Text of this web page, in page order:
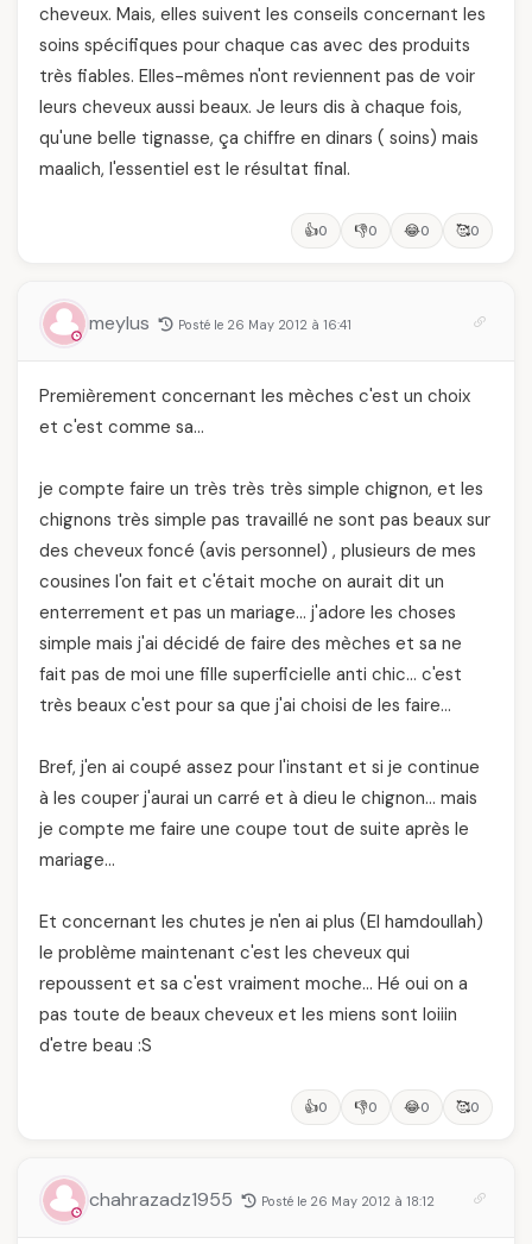
cheveux. Mais, elles suivent les conseils concernant les
soins spécifiques pour chaque cas avec des produits
très fiables. Elles-mêmes n'ont reviennent pas de voir
leurs cheveux aussi beaux. Je leurs dis à chaque fois,
qu'une belle tignasse, ça chiffre en dinars ( soins) mais
maalich, l'essentiel est le résultat final.
👍0 👎0 😂0 🥰0
meylus Posté le 26 May 2012 à 16:41
Premièrement concernant les mèches c'est un choix
et c'est comme sa…
je compte faire un très très très simple chignon, et les
chignons très simple pas travaillé ne sont pas beaux sur
des cheveux foncé (avis personnel) , plusieurs de mes
cousines l'on fait et c'était moche on aurait dit un
enterrement et pas un mariage… j'adore les choses
simple mais j'ai décidé de faire des mèches et sa ne
fait pas de moi une fille superficielle anti chic… c'est
très beaux c'est pour sa que j'ai choisi de les faire…
Bref, j'en ai coupé assez pour l'instant et si je continue
à les couper j'aurai un carré et à dieu le chignon… mais
je compte me faire une coupe tout de suite après le
mariage…
Et concernant les chutes je n'en ai plus (El hamdoullah)
le problème maintenant c'est les cheveux qui
repoussent et sa c'est vraiment moche… Hé oui on a
pas toute de beaux cheveux et les miens sont loiiin
d'etre beau :S
👍0 👎0 😂0 🥰0
chahrazadz1955 Posté le 26 May 2012 à 18:12